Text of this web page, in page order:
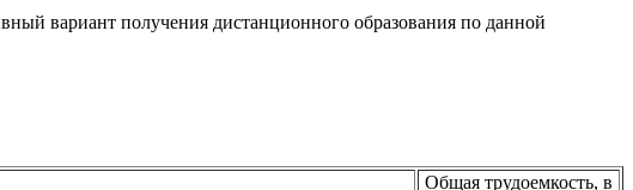
вариант получения дистанционного образования по данной
Общая трудоемкость, в